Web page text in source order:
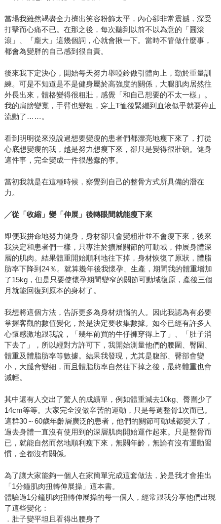
當場我雖然竭盡全力擠出笑容粉飾太平，內心卻非常震撼，深受
打擊而心痛不已。在那之後，每次聽到以前不以為意的「圓滾
滾」、「龐大」這幾個詞，心就會揪一下。當時不管做什麼事，
都會為變胖的自己感到很自責。
後來我下定決心，開始每天努力舉啞鈴做引體向上，勤於重量訓
練。可是不知道是不是健身屬於高強度的關係，大腿肌肉居然往
外長出來，體格變得很粗壯，感覺「和自己想要的不太一樣」。
我的肩膀變寬，手臂也變粗，穿上T恤後緊繃到血液似乎就要停止
流動了……。
看到明明從來沒說過想要變瘦的患者們都漂亮地瘦下來了，打從
心底想變瘦的我，越是努力想瘦下來，卻只是變得很壯碩。健身
這件事，完全變成一件很愚蠢的事。
當初我就是在這種時候，察覺到自己的整骨方式所具備的潛在
力。
╱從「收縮」變「伸展」後轉眼間就能瘦下來
即便我拼命地努力健身，身材卻只會變粗壯並不會瘦下來，後來
我決定和患者們一樣，只專注於擴展關節的可動域，伸展身體深
層的肌肉。結果體重開始順利地往下掉，身材恢復了原狀，體脂
肪率下降到24％。就算幾年後我懷孕、生產，期間我的體重增加
了15kg，但是只要使懷孕期間變窄的關節可動域復原，產後三個
月就能回復到原本的身材了。
我想將這個方法，告訴更多為身材煩惱的人。因此我認為有必要
掌握客觀的數值變化，於是決定要收集數據。如今已經有許多人
心懷感激地跟我說，「幾年前買的牛仔褲穿得上了」、「肚子消
下去了」，所以經對方許可下，我開始測量他們的腰圍、臀圍、
體重及體脂肪率等數據。結果我發現，尤其是腹部、臀部會變
小，大腿會變細，而且體脂肪率自然往下掉之後，最終體重也會
減輕。
其中還有人交出了驚人的成績單，例如體重減去10kg、臀圍少了
14cm等等。大家完全沒做辛苦的運動，只是每週整骨1次而已。
這群30～60歲年齡層廣泛的患者，他們的關節可動域都變大了，
過去身體一直沒有使用到的深層肌肉開始運作起來。只是整骨而
已，就能自然而然地順利瘦下來，無關年齡，無論有沒有運動習
慣，全都沒有關係。
為了讓大家能夠一個人在家簡單完成這套做法，於是我才會推出
「1分鐘肌肉扭轉伸展操」這本書。
體驗過1分鐘肌肉扭轉伸展操的每一個人，經常跟我分享他們出現
了這些變化：
．肚子變平坦且看得出腰身了